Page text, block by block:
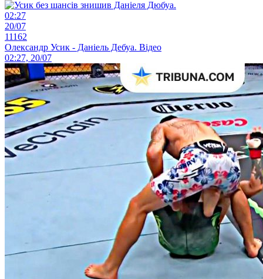
02:27
20/07
11162
Олександр Усик - Даніель Дебуа. Відео
02:27, 20/07